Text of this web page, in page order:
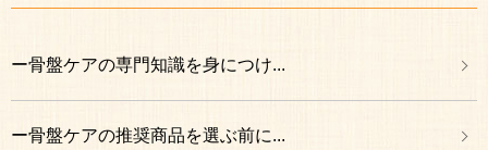
ー骨盤ケアの専門知識を身につけ...
ー骨盤ケアの推奨商品を選ぶ前に...